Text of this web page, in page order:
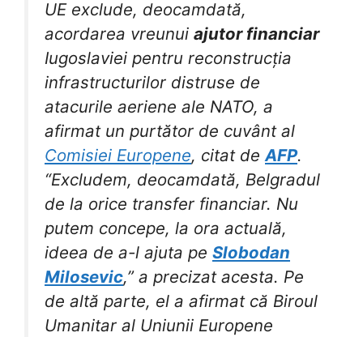
UE exclude, deocamdată,
acordarea vreunui ajutor financiar
Iugoslaviei pentru reconstrucția
infrastructurilor distruse de
atacurile aeriene ale NATO, a
afirmat un purtător de cuvânt al
Comisiei Europene, citat deAFP.
“Excludem, deocamdată, Belgradul
de la orice transfer financiar. Nu
putem concepe, la ora actuală,
ideea de a-l ajuta pe Slobodan
Milosevic,” a precizat acesta. Pe
de altă parte, el a afirmat că Biroul
Umanitar al Uniunii Europene